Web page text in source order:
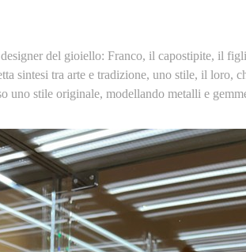
del gioiello: Franco, il capostipite, il
sintesi tra arte e tradizione, uno stile, il loro,
uno stile originale, modellando metalli e